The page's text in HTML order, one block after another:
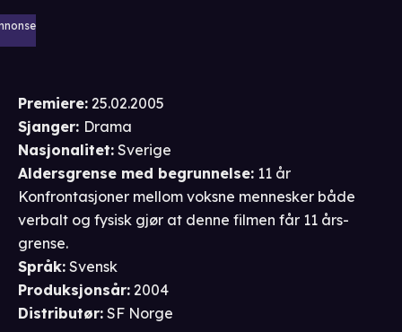
Premiere: 25.02.2005
Sjanger: Drama
Nasjonalitet: Sverige
Aldersgrense med begrunnelse: 11 år
Konfrontasjoner mellom voksne mennesker både
verbalt og fysisk gjør at denne filmen får 11 års-
grense.
Språk: Svensk
Produksjonsår: 2004
Distributør: SF Norge